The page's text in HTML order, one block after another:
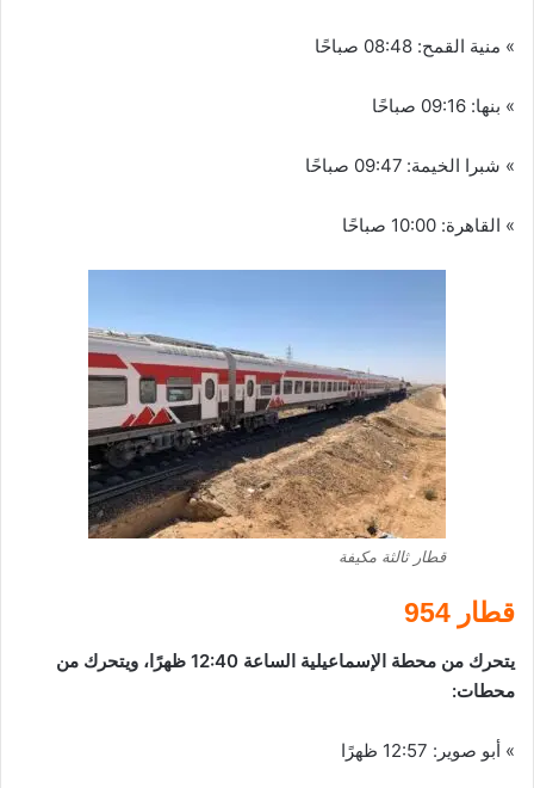
» منية القمح: 08:48 صباحًا
» بنها: 09:16 صباحًا
» شبرا الخيمة: 09:47 صباحًا
» القاهرة: 10:00 صباحًا
قطار ثالثة مكيفة
قطار 954
يتحرك من محطة الإسماعيلية الساعة 12:40 ظهرًا، ويتحرك من
محطات:
» أبو صوير: 12:57 ظهرًا